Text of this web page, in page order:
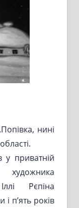
нині
у приватній
Рєпіна
п’ять років